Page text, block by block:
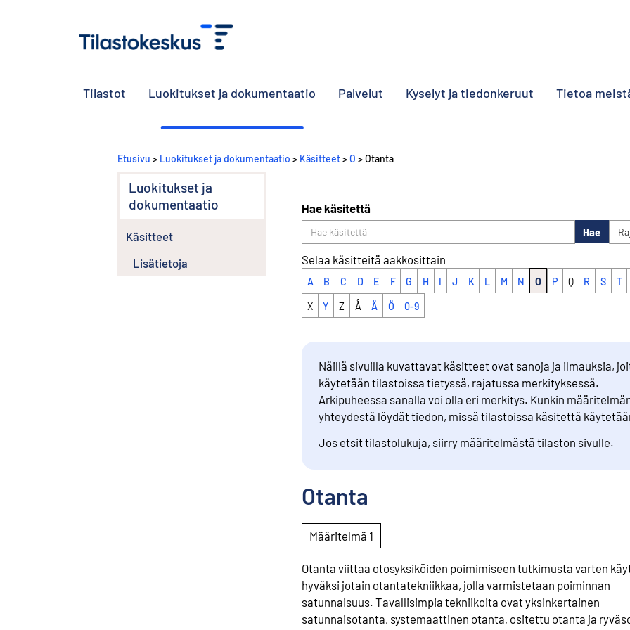
Tilastot Luokitukset ja dokumentaatio Palvelut Kyselyt ja tiedonkeruut Tietoa
Etusivu > Luokitukset ja dokumentaatio > Käsitteet>O > Otanta
Luokitukset ja
dokumentaatio
Käsitteet
Lisätietoja
Hae käsitettä
Hae
Selaa käsitteitä aakkosittain
A B C D E F G H I J K L M N O P Q R S T
X Y Z Å Ä Ö 0-9
Näillä sivuilla kuvattavat käsitteet ovat sanoja ja ilmauksia,
käytetään tilastoissa tietyssä, rajatussa merkityksessä.
Arkipuheessa sanalla voi olla eri merkitys. Kunkin
yhteydestä löydät tiedon, missä tilastoissa käsitettä
Jos etsit tilastolukuja, siirry määritelmästä tilaston sivulle.
Otanta
Määritelmä 1
Otanta viittaa otosyksiköiden poimimiseen tutkimusta varten
hyväksi jotain otantatekniikkaa, jolla varmistetaan poiminnan
satunnaisuus. Tavallisimpia tekniikoita ovat yksinkertainen
satunnaisotanta, systemaattinen otanta, ositettu otanta ja